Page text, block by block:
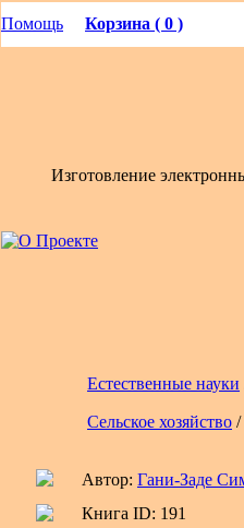
Помощь Корзина ( 0 )
Изготовление
Естественные науки
Сельское хозяйство /
Автор: Гани-Заде
Книга ID: 191